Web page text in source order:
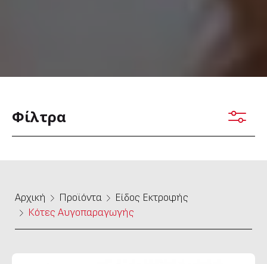
Φίλτρα
Αρχική Προϊόντα
Είδος Εκτροφής
Κότες Αυγοπαραγωγής